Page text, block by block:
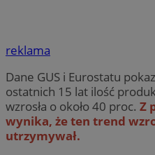
reklama
Dane GUS i Eurostatu
ostatnich 15 lat ilość
wzrosła o około 40 proc. Z
wynika, że ten trend
utrzymywał.